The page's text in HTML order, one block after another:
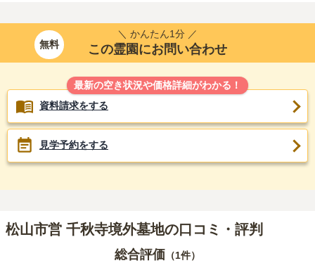
無料
＼ かんたん1分 ／
この霊園にお問い合わせ
最新の空き状況や価格詳細がわかる！
資料請求をする
見学予約をする
松山市営 千秋寺境外墓地の口コミ・評判
総合評価 （1件）